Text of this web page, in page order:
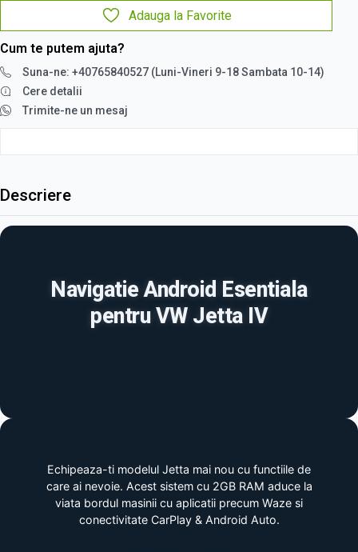
Adauga la Favorite
Cum te putem ajuta?
Suna-ne: +40765840527 (Luni-Vineri 9-18 Sambata 10-14)
Cere detalii
Trimite-ne un mesaj
Descriere
Navigatie Android Esentiala
pentru VW Jetta IV
Echipeaza-ti modelul Jetta mai nou cu functiile de
care ai nevoie. Acest sistem cu 2GB RAM aduce la
viata bordul masinii cu aplicatii precum Waze si
conectivitate CarPlay & Android Auto.